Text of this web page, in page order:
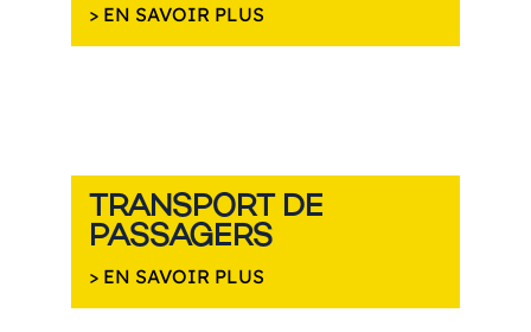
> EN SAVOIR PLUS
TRANSPORT DE
PASSAGERS
> EN SAVOIR PLUS